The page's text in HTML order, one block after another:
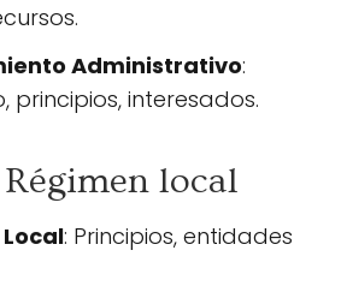
Administrativo:
principios, interesados.
local
: Principios, entidades